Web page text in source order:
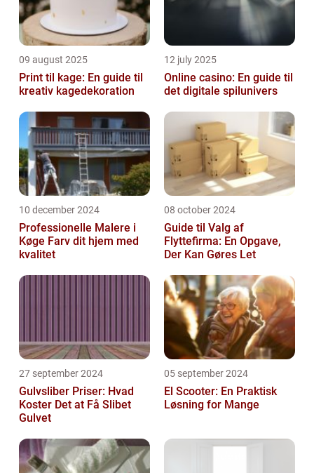
09 august 2025
Print til kage: En guide til
kreativ kagedekoration
12 july 2025
Online casino: En guide til
det digitale spilunivers
10 december 2024
Professionelle Malere i
Køge Farv dit hjem med
kvalitet
08 october 2024
Guide til Valg af
Flyttefirma: En Opgave,
Der Kan Gøres Let
27 september 2024
Gulvsliber Priser: Hvad
Koster Det at Få Slibet
Gulvet
05 september 2024
El Scooter: En Praktisk
Løsning for Mange